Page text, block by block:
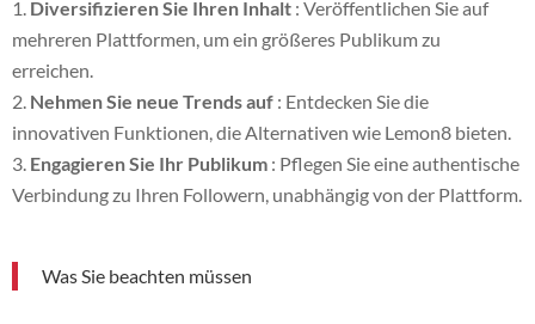
Diversifizieren Sie Ihren Inhalt : Veröffentlichen Sie auf
mehreren Plattformen, um ein größeres Publikum zu
erreichen.
Nehmen Sie neue Trends auf : Entdecken Sie die
innovativen Funktionen, die Alternativen wie Lemon8 bieten.
Engagieren Sie Ihr Publikum : Pflegen Sie eine authentische
Verbindung zu Ihren Followern, unabhängig von der Plattform.
Was Sie beachten müssen